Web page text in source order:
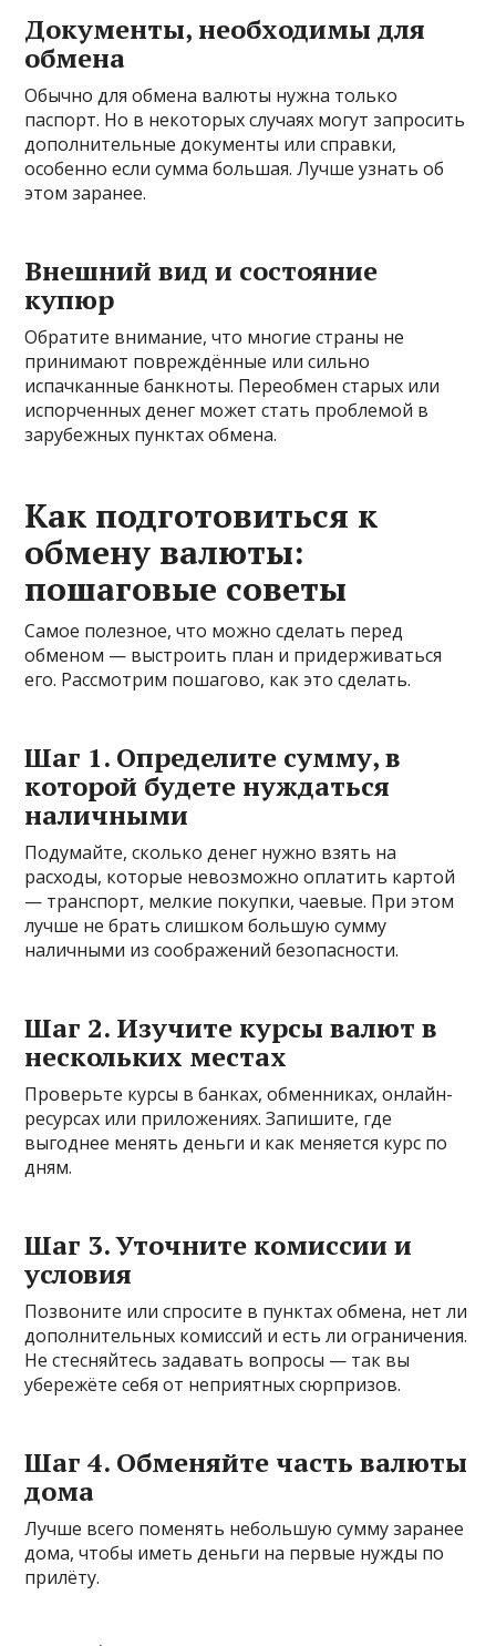
Документы, необходимы для
обмена
Обычно для обмена валюты нужна только
паспорт. Но в некоторых случаях могут запросить
дополнительные документы или справки,
особенно если сумма большая. Лучше узнать об
этом заранее.
Внешний вид и состояние
купюр
Обратите внимание, что многие страны не
принимают повреждённые или сильно
испачканные банкноты. Переобмен старых или
испорченных денег может стать проблемой в
зарубежных пунктах обмена.
Как подготовиться к
обмену валюты:
пошаговые советы
Самое полезное, что можно сделать перед
обменом — выстроить план и придерживаться
его. Рассмотрим пошагово, как это сделать.
Шаг 1. Определите сумму, в
которой будете нуждаться
наличными
Подумайте, сколько денег нужно взять на
расходы, которые невозможно оплатить картой
— транспорт, мелкие покупки, чаевые. При этом
лучше не брать слишком большую сумму
наличными из соображений безопасности.
Шаг 2. Изучите курсы валют в
нескольких местах
Проверьте курсы в банках, обменниках, онлайн-
ресурсах или приложениях. Запишите, где
выгоднее менять деньги и как меняется курс по
дням.
Шаг 3. Уточните комиссии и
условия
Позвоните или спросите в пунктах обмена, нет ли
дополнительных комиссий и есть ли ограничения.
Не стесняйтесь задавать вопросы — так вы
убережёте себя от неприятных сюрпризов.
Шаг 4. Обменяйте часть валюты
дома
Лучше всего поменять небольшую сумму заранее
дома, чтобы иметь деньги на первые нужды по
прилёту.